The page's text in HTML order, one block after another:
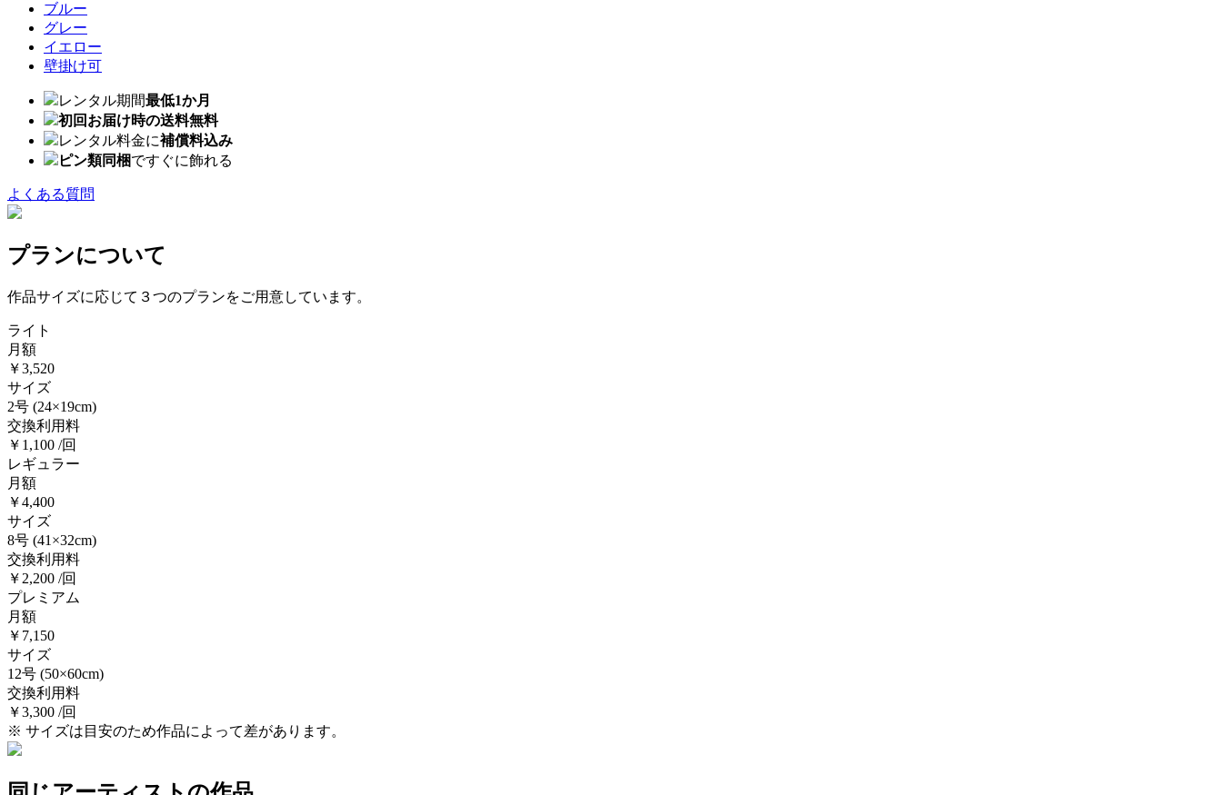
ブルー
グレー
イエロー
壁掛け可
レンタル期間最低1か月
初回お届け時の送料無料
レンタル料金に補償料込み
ピン類同梱ですぐに飾れる
よくある質問
プランについて
作品サイズに応じて３つのプランをご用意しています。
ライト
月額
￥3,520
サイズ
2号 (24×19cm)
交換利用料
￥1,100 /回
レギュラー
月額
￥4,400
サイズ
8号 (41×32cm)
交換利用料
￥2,200 /回
プレミアム
月額
￥7,150
サイズ
12号 (50×60cm)
交換利用料
￥3,300 /回
※ サイズは目安のため作品によって差があります。